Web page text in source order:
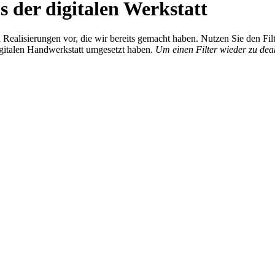
der digitalen Werkstatt
vor, die wir bereits gemacht haben. Nutzen Sie den
Handwerkstatt umgesetzt haben. Um einen Filter wieder zu